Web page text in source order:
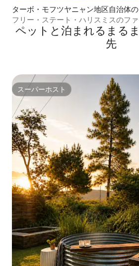
ターボ・モフツヤニャン地区自治体
テイ
フリー・ステート・ハリスミスのフ
有の農家
ペットと泊まれるまる
先
スーパーホスト
スーパーホスト